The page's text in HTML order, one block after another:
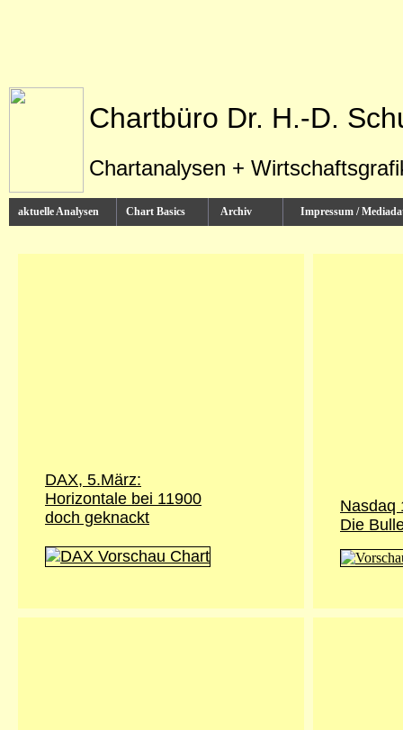
Chartbüro Dr. H.-D.
Chartanalysen +
aktuelle Analysen Chart Basics Archiv Impressum /
DAX, 5.März:
Horizontale bei 11900
doch geknackt
Nasdaq
Die